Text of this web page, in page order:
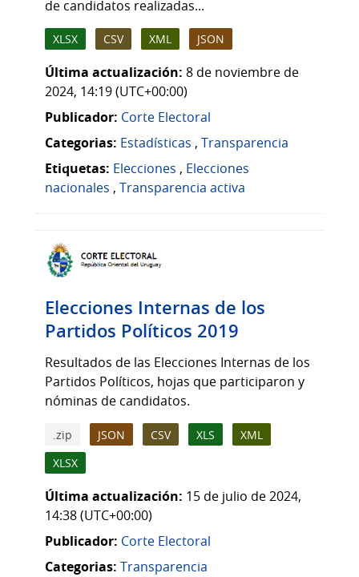
de candidatos realizadas...
XLSX CSV XML JSON
Última actualización: 8 de noviembre de
2024, 14:19 (UTC+00:00)
Publicador: Corte Electoral
Categorias: Estadísticas , Transparencia
Etiquetas: Elecciones , Elecciones
nacionales , Transparencia activa
Elecciones Internas de los
Partidos Políticos 2019
Resultados de las Elecciones Internas de los
Partidos Políticos, hojas que participaron y
nóminas de candidatos.
.zip JSON CSV XLS
XML
XLSX
Última actualización: 15 de julio de 2024,
14:38 (UTC+00:00)
Publicador: Corte Electoral
Categorias: Transparencia